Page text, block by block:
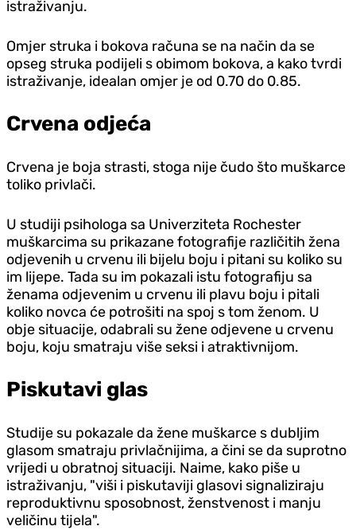
istraživanju.
Omjer struka i bokova računa se na način da se
opseg struka podijeli s obimom bokova, a kako tvrdi
istraživanje, idealan omjer je od 0.70 do 0.85.
Crvena odjeća
Crvena je boja strasti, stoga nije čudo što muškarce
toliko privlači.
U studiji psihologa sa Univerziteta Rochester
muškarcima su prikazane fotografije različitih žena
odjevenih u crvenu ili bijelu boju i pitani su koliko su
im lijepe. Tada su im pokazali istu fotografiju sa
ženama odjevenim u crvenu ili plavu boju i pitali
koliko novca će potrošiti na spoj s tom ženom. U
obje situacije, odabrali su žene odjevene u crvenu
boju, koju smatraju više seksi i atraktivnijom.
Piskutavi glas
Studije su pokazale da žene muškarce s dubljim
glasom smatraju privlačnijima, a čini se da suprotno
vrijedi u obratnoj situaciji. Naime, kako piše u
istraživanju, "viši i piskutaviji glasovi signaliziraju
reproduktivnu sposobnost, ženstvenost i manju
veličinu tijela".